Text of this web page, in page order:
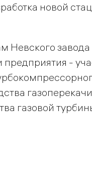
новой
Невского завода
-
газовой